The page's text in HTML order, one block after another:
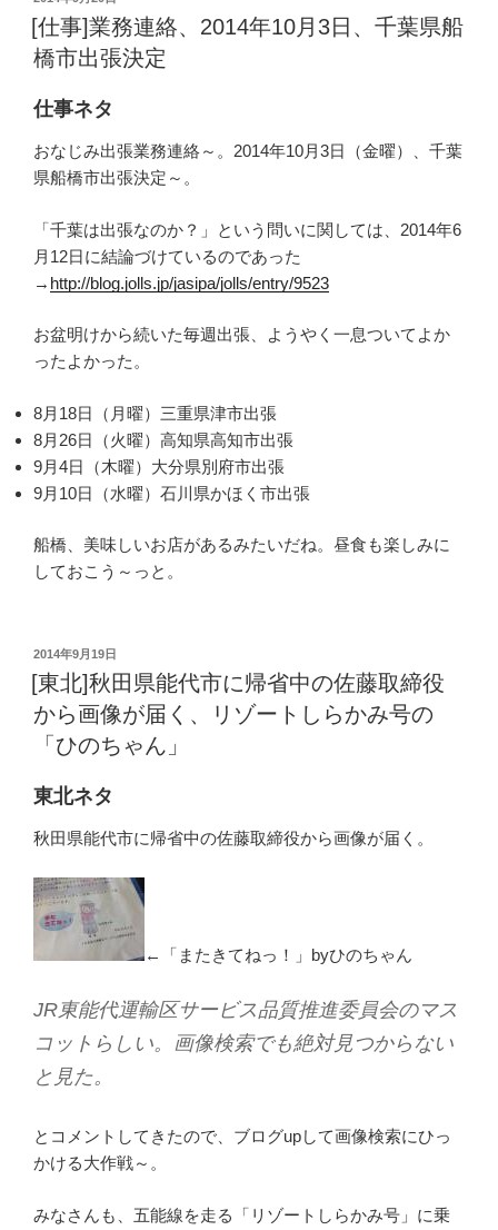
稿
日:
[仕事]業務連絡、2014年10月3日、千葉県船
橋市出張決定
仕事ネタ
おなじみ出張業務連絡～。2014年10月3日（金曜）、千葉
県船橋市出張決定～。
「千葉は出張なのか？」という問いに関しては、2014年6
月12日に結論づけているのであった
→ http://blog.jolls.jp/jasipa/jolls/entry/9523
お盆明けから続いた毎週出張、ようやく一息ついてよか
ったよかった。
8月18日（月曜）三重県津市出張
8月26日（火曜）高知県高知市出張
9月4日（木曜）大分県別府市出張
9月10日（水曜）石川県かほく市出張
船橋、美味しいお店があるみたいだね。昼食も楽しみに
しておこう～っと。
投
稿
日:
2014年9月19日
[東北]秋田県能代市に帰省中の佐藤取締役
から画像が届く、リゾートしらかみ号の
「ひのちゃん」
東北ネタ
秋田県能代市に帰省中の佐藤取締役から画像が届く。
←「またきてねっ！」byひのちゃん
JR東能代運輸区サービス品質推進委員会のマス
コットらしい。画像検索でも絶対見つからない
と見た。
とコメントしてきたので、ブログupして画像検索にひっ
かける大作戦～。
みなさんも、五能線を走る「リゾートしらかみ号」に乗